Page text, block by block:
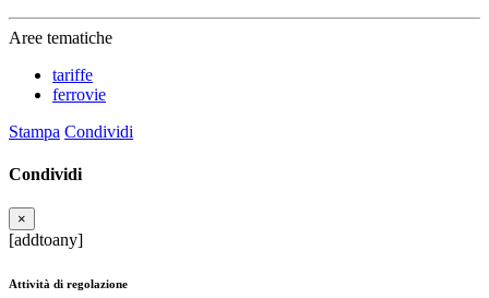
Aree tematiche
tariffe
ferrovie
Stampa Condividi
Condividi
×
[addtoany]
Attività di regolazione